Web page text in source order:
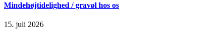
Mindehøjtidelighed / gravøl hos os
15. juli 2026